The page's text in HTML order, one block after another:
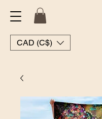
CAD (C$)